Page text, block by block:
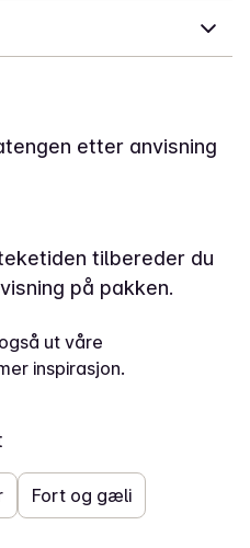
etter anvisning
tilbereder du
på pakken.
ut våre
inspirasjon.
Fort og gæli